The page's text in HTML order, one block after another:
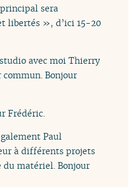
sera
libertés », d’ici 15-20
avec moi Thierry
commun. Bonjour
Frédéric.
Paul
à différents projets
du matériel. Bonjour